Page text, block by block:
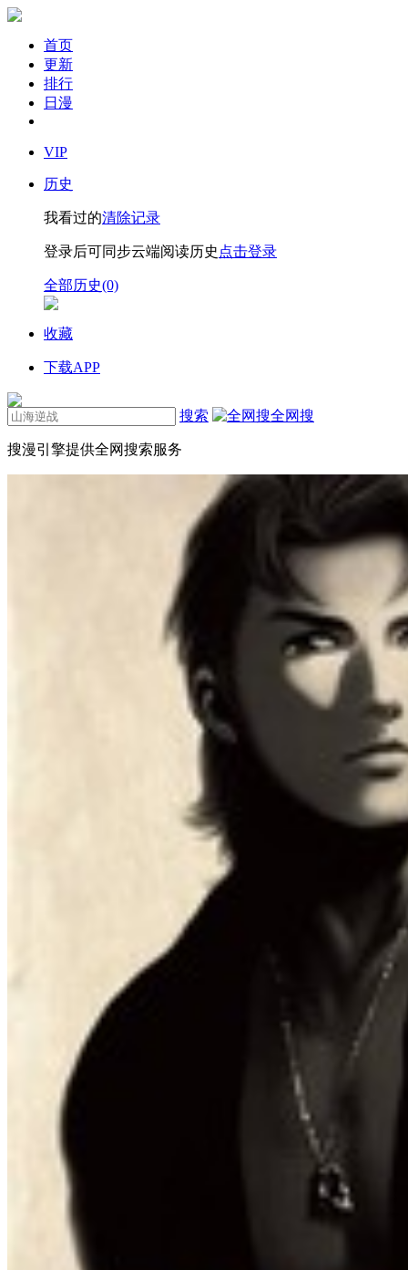
首页
更新
排行
日漫
VIP
历史
我看过的清除记录
登录后可同步云端阅读历史 点击登录
全部历史(0)
收藏
下载APP
搜索 全网搜
搜漫引擎提供全网搜索服务